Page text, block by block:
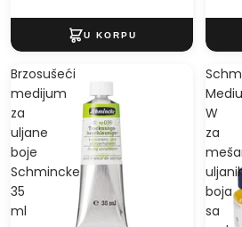
Brzosušeći
medijum
za
uljane
boje
Schmincke
35
ml
W
za
boja
sa